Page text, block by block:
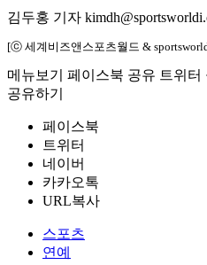
김두홍 기자
[ⓒ 세계비즈앤스포츠월드 &
메뉴보기 페이스북 공유 트위터
공유하기
페이스북
트위터
네이버
카카오톡
URL복사
스포츠
연예